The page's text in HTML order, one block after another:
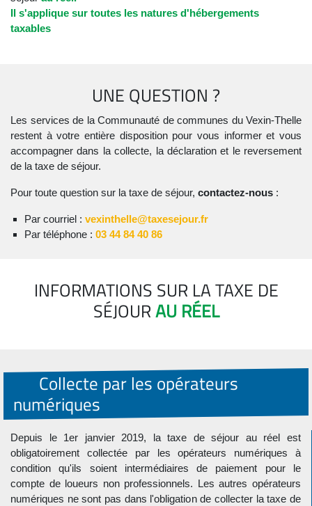
Il s'applique sur toutes les natures d'hébergements
taxables
UNE QUESTION ?
Les services de la Communauté de communes du Vexin-Thelle
restent à votre entière disposition pour vous informer et vous
accompagner dans la collecte, la déclaration et le reversement
de la taxe de séjour.
Pour toute question sur la taxe de séjour, contactez-nous :
Par courriel : vexinthelle@taxesejour.fr
Par téléphone : 03 44 84 40 86
INFORMATIONS SUR LA TAXE DE
SÉJOURAU RÉEL
Collecte par les opérateurs
numériques
Depuis le 1er janvier 2019, la taxe de séjour au réel est
obligatoirement collectée par les opérateurs numériques à
condition qu'ils soient intermédiaires de paiement pour le
compte de loueurs non professionnels. Les autres opérateurs
numériques ne sont pas dans l'obligation de collecter la taxe de